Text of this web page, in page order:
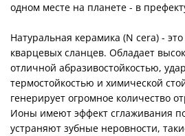
одном месте на планете - в
Натуральная керамика (N cera) -
кварцевых сланцев. Обладает
отличной абразивостойкостью,
термостойкостью и химической
генерирует огромное количество
Ионы имеют эффект сглаживания
устраняют зубные неровности,